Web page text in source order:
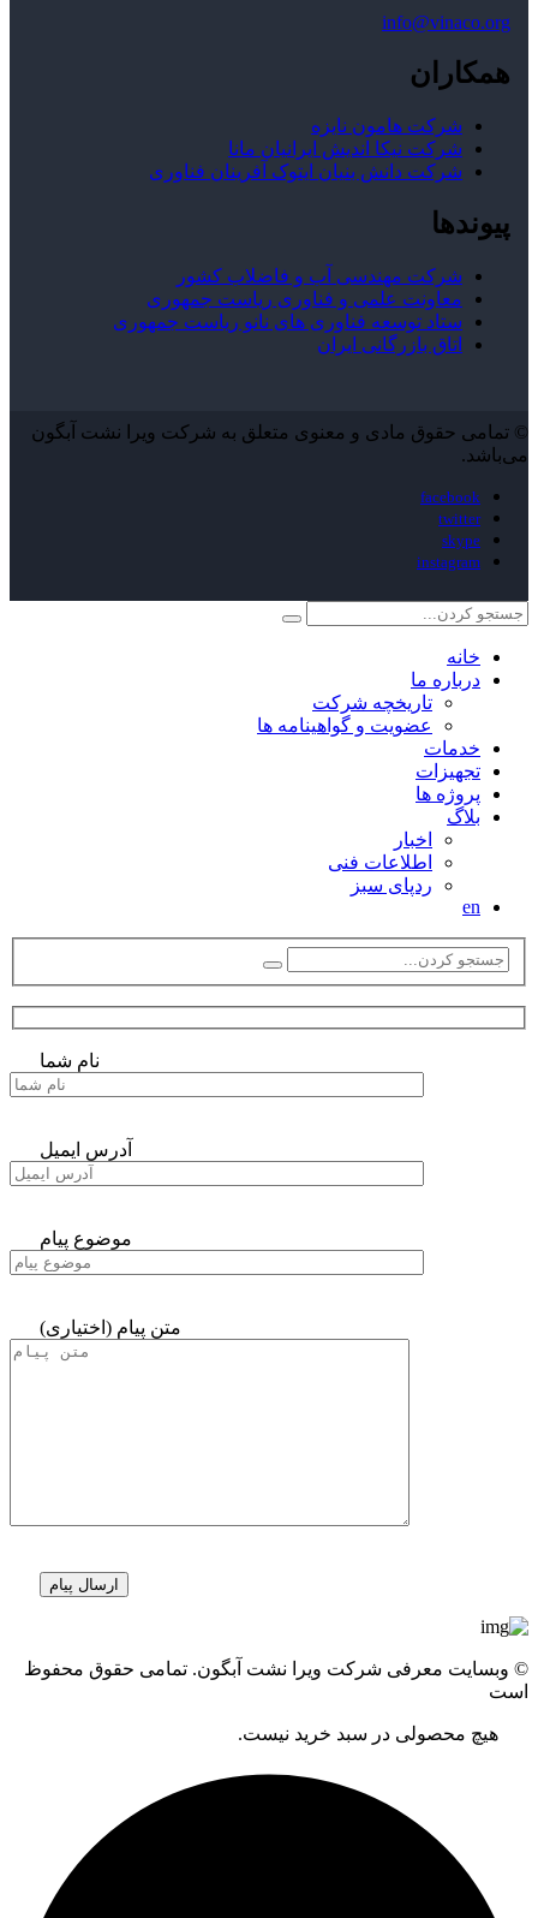
info@vinaco.org
همکاران
شرکت هامون نایزه
شرکت نیکا اندیش ایرانیان مانا
شرکت دانش بنیان ایتوک آفرینان فناوری
پیوندها
شرکت مهندسی آب و فاضلاب کشور
معاونت علمی و فناوری ریاست جمهوری
ستاد توسعه فناوری های نانو ریاست جمهوری
اتاق بازرگانی ایران
© تمامی حقوق مادی و معنوی متعلق به شرکت ویرا نشت آبگون
می‌باشد.
facebook
twitter
skype
instagram
خانه
درباره ما
تاریخچه شرکت
عضویت و گواهینامه ها
خدمات
تجهیزات
پروژه ها
بلاگ
اخبار
اطلاعات فنی
ردپای سبز
en
نام شما
آدرس ایمیل
موضوع پیام
متن پیام (اختیاری)
© وبسایت معرفی شرکت ویرا نشت آبگون. تمامی حقوق محفوظ
است
هیچ محصولی در سبد خرید نیست.